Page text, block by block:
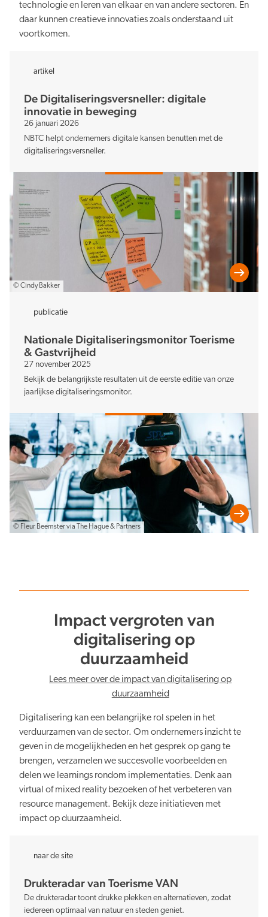
technologie en leren van elkaar en van andere sectoren. En
daar kunnen creatieve innovaties zoals onderstaand uit
voortkomen.
© Cindy Bakker
artikel
De Digitaliserings­versneller: digitale
innovatie in beweging
26 januari 2026
NBTC helpt ondernemers digitale kansen benutten met de
digitaliseringsversneller.
© Fleur Beemster via The Hague & Partners
publicatie
Nationale Digitaliseringsmonitor Toerisme
& Gastvrijheid
27 november 2025
Bekijk de belangrijkste resultaten uit de eerste editie van onze
jaarlijkse digitaliseringsmonitor.
Impact vergroten van
digitalisering op
duurzaamheid
Lees meer over de impact van digitalisering op
duurzaamheid
Digitalisering kan een belangrijke rol spelen in het
verduurzamen van de sector. Om ondernemers inzicht te
geven in de mogelijkheden en het gesprek op gang te
brengen, verzamelen we succesvolle voorbeelden en
delen we learnings rondom implementaties. Denk aan
virtual of mixed reality bezoeken of het verbeteren van
resource management. Bekijk deze initiatieven met
impact op duurzaamheid.
naar de site
Drukteradar van Toerisme VAN
De drukteradar toont drukke plekken en alternatieven, zodat
iedereen optimaal van natuur en steden geniet.